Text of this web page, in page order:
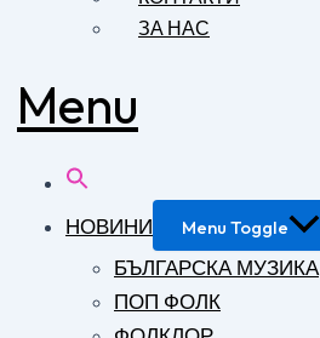
ЗА НАС
Menu
НОВИНИ Menu Toggle
БЪЛГАРСКА МУЗИКА
ПОП ФОЛК